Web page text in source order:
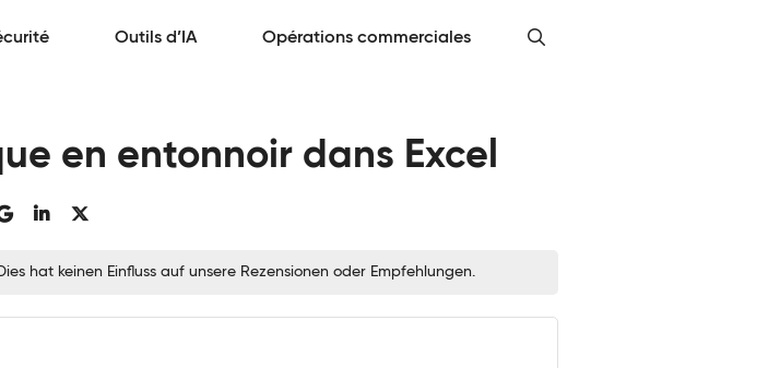
Outils d’IA Opérations commerciales
en entonnoir dans Excel
hat keinen Einfluss auf unsere Rezensionen oder Empfehlungen.